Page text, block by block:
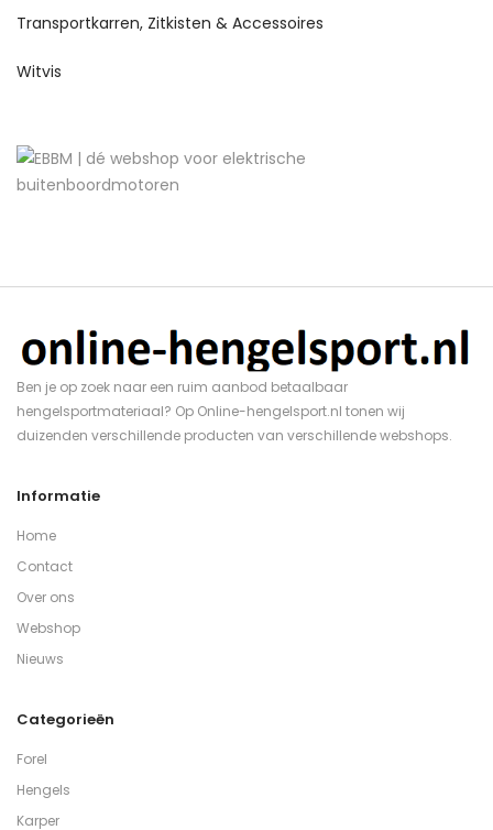
Transportkarren, Zitkisten & Accessoires
Witvis
Ben je op zoek naar een ruim aanbod betaalbaar
hengelsportmateriaal? Op Online-hengelsport.nl tonen wij
duizenden verschillende producten van verschillende webshops.
Informatie
Home
Contact
Over ons
Webshop
Nieuws
Categorieën
Forel
Hengels
Karper